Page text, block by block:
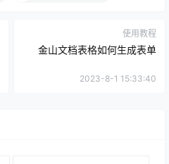
使用教程
金山文档表格如何生成表单
2023-8-1 15:33:40